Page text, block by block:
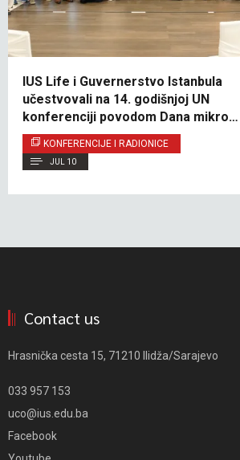
IUS Life i Guvernerstvo Istanbula
učestvovali na 14. godišnjoj UN
konferenciji povodom Dana mikro,
malih i srednjih preduzeća 2026
KONFERENCIJE I RADIONICE
JUL 10
Contact us
Hrasnička cesta 15, 71210 Ilidža/Sarajevo
033 957 153
uco@ius.edu.ba
Facebook